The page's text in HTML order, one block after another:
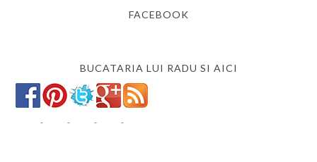
FACEBOOK
BUCATARIA LUI RADU SI AICI